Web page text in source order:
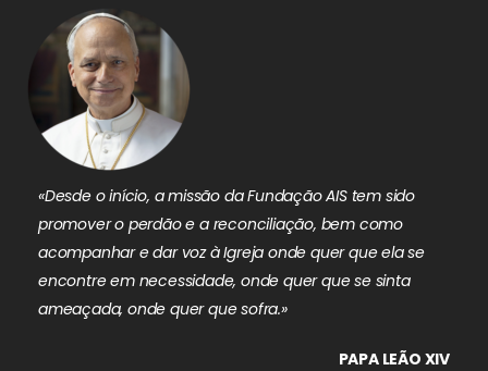
«Desde o início, a missão da Fundação AIS tem sido
promover o perdão e a reconciliação, bem como
acompanhar e dar voz à Igreja onde quer que ela se
encontre em necessidade, onde quer que se sinta
ameaçada, onde quer que sofra.»
PAPA LEÃO XIV